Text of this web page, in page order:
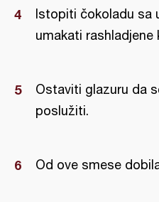
Istopiti čokoladu sa
umakati rashladjene
Ostaviti glazuru da
poslužiti.
Od ove smese